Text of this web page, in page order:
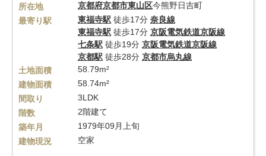
所在地 京都府京都市東山区今熊野日吉町
最寄り駅
東福寺駅 徒歩17分 奈良線
東福寺駅 徒歩17分 京阪電気鉄道京阪線
七条駅 徒歩19分 京阪電気鉄道京阪線
京都駅 徒歩28分 京都市烏丸線
土地面積
58.79m²
建物面積
58.74m²
間取り
3LDK
階数
2階建て
築年月
1979年09月上旬
建物現況
空家